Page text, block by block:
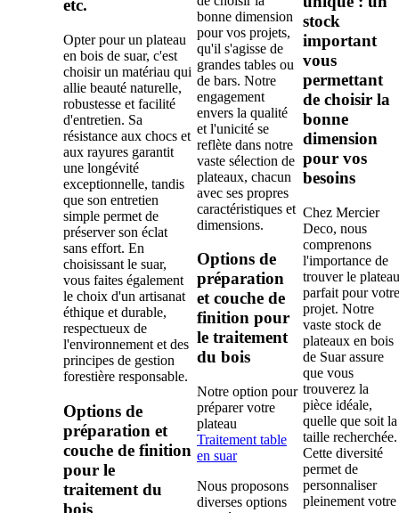
etc.
Opter pour un plateau
en bois de suar, c'est
choisir un matériau qui
allie beauté naturelle,
robustesse et facilité
d'entretien. Sa
résistance aux chocs et
aux rayures garantit
une longévité
exceptionnelle, tandis
que son entretien
simple permet de
préserver son éclat
sans effort. En
choisissant le suar,
vous faites également
le choix d'un artisanat
éthique et durable,
respectueux de
l'environnement et des
principes de gestion
forestière responsable.
Options de
préparation et
couche de finition
pour le
traitement du
bois
bonne dimension
pour vos projets,
qu'il s'agisse de
grandes tables ou
de bars. Notre
engagement
envers la qualité
et l'unicité se
reflète dans notre
vaste sélection de
plateaux, chacun
avec ses propres
caractéristiques et
dimensions.
Options de
préparation
et couche de
finition pour
le traitement
du bois
Notre option pour
préparer votre
plateau
Traitement table
en suar
Nous proposons
diverses options
stock
important
vous
permettant
de choisir la
bonne
dimension
pour vos
besoins
Chez Mercier
Deco, nous
comprenons
l'importance de
trouver le plateau
parfait pour votre
projet. Notre
vaste stock de
plateaux en bois
de Suar assure
que vous
trouverez la
pièce idéale,
quelle que soit la
taille recherchée.
Cette diversité
permet de
personnaliser
pleinement votre